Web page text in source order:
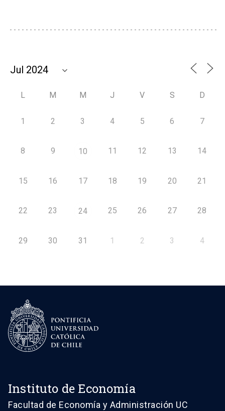
L M M J V S D
1 2 3 4 5 6 7
8 9 10 11 12 13 14
15 16 17 18 19 20 21
22 23 24 25 26 27 28
29 30 31 1 2 3 4
Instituto de Economía
Facultad de Economía y Administración UC